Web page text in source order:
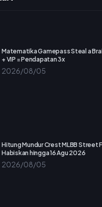
Matematika Gamepass Steal a
+ VIP = Pendapatan 3x
2026/08/05
Hitung Mundur Crest MLBB Street
Habiskan hingga 16 Agu 2026
2026/08/05